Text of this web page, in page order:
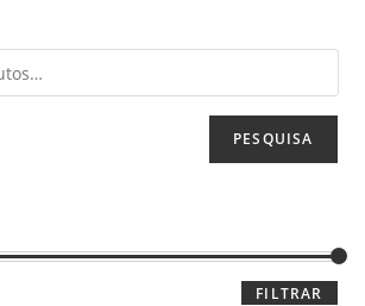
PESQUISA
FILTRAR